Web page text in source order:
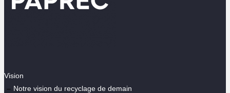
Vision
Notre vision du recyclage de demain